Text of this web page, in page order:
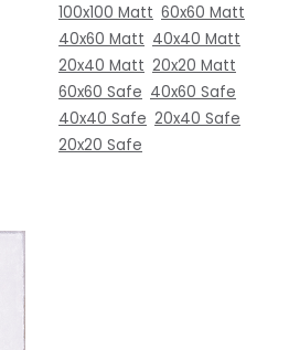
100x100 Matt 60x60 Matt
40x60 Matt 40x40 Matt
20x40 Matt 20x20 Matt
60x60 Safe 40x60 Safe
40x40 Safe 20x40 Safe
20x20 Safe